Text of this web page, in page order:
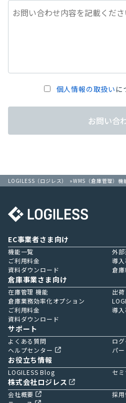
個人情報の取扱い に
お問い合
LOGILESS（ロジレス） WMS（倉庫管理）機
EC事業者さま向け
機能一覧
外
ご利用料金
導入
資料ダウンロード
倉庫
倉庫事業さま向け
在庫管理 機能
出
倉庫業務効率化オプション
ご利用料金
導入
資料ダウンロード
サポート
よくある質問
ログ
ヘルプセンター
パ
お役立ち情報
LOGILESS Blog セ
株式会社ロジレス
会社概要
採